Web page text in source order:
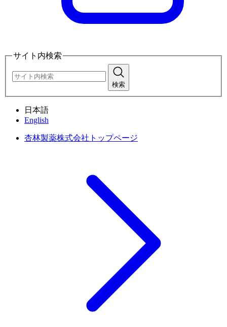
サイト内検索
検索
日本語
English
杏林製薬株式会社トップページ